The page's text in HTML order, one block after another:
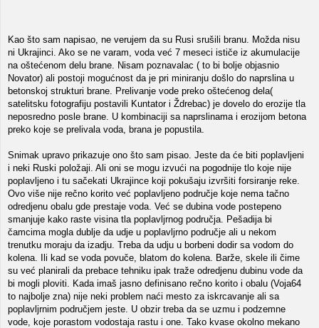
Kao što sam napisao, ne verujem da su Rusi srušili branu. Možda nisu
ni Ukrajinci. Ako se ne varam, voda već 7 meseci ističe iz akumulacije
na oštećenom delu brane. Nisam poznavalac ( to bi bolje objasnio
Novator) ali postoji mogućnost da je pri miniranju došlo do naprslina u
betonskoj strukturi brane. Prelivanje vode preko oštećenog dela(
satelitsku fotografiju postavili Kuntator i Ždrebac) je dovelo do erozije tla
neposredno posle brane. U kombinaciji sa naprslinama i erozijom betona
preko koje se prelivala voda, brana je popustila.
Snimak upravo prikazuje ono što sam pisao. Jeste da će biti poplavljeni
i neki Ruski položaji. Ali oni se mogu izvući na pogodnije tlo koje nije
poplavljeno i tu sačekati Ukrajince koji pokušaju izvršiti forsiranje reke.
Ovo više nije rečno korito već poplavljeno područje koje nema tačno
odredjenu obalu gde prestaje voda. Već se dubina vode postepeno
smanjuje kako raste visina tla poplavljrnog područja. Pešadija bi
čamcima mogla dublje da udje u poplavljrno područje ali u nekom
trenutku moraju da izadju. Treba da udju u borbeni dodir sa vodom do
kolena. Ili kad se voda povuče, blatom do kolena. Barže, skele ili čime
su već planirali da prebace tehniku ipak traže odredjenu dubinu vode da
bi mogli ploviti. Kada imaš jasno definisano rečno korito i obalu (Voja64
to najbolje zna) nije neki problem naći mesto za iskrcavanje ali sa
poplavljrnim područjem jeste. U obzir treba da se uzmu i podzemne
vode, koje porastom vodostaja rastu i one. Tako kvase okolno mekano